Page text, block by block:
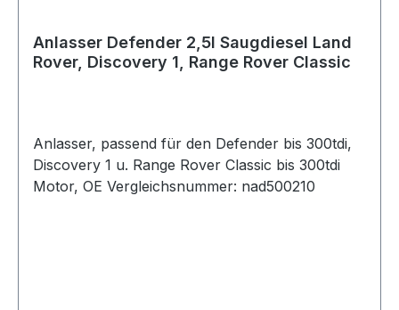
Anlasser Defender 2,5l Saugdiesel Land
Rover, Discovery 1, Range Rover Classic
Anlasser, passend für den Defender bis 300tdi,
Discovery 1 u. Range Rover Classic bis 300tdi
Motor, OE Vergleichsnummer: nad500210